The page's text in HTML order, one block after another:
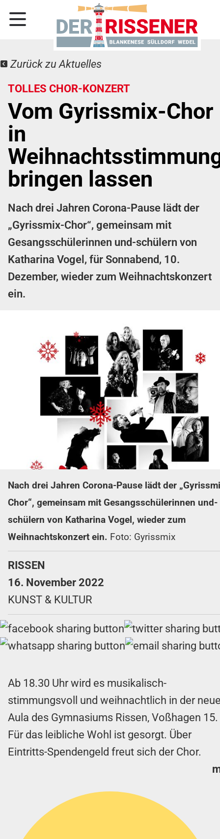
Zurück zu Aktuelles
TOLLES CHOR-KONZERT
Vom Gyrissmix-Chor
in
bringen lassen
Nach drei Jahren Corona-Pause lädt der
„Gyrissmix-Chor“, gemeinsam mit
Gesangsschülerinnen und-schülern von
Katharina Vogel, für Sonnabend, 10.
Dezember, wieder zum Weihnachtskonzert
ein.
Nach drei Jahren Corona-Pause lädt der
Chor“, gemeinsam mit Gesangsschülerinnen und-
schülern von Katharina Vogel, wieder zum
Weihnachtskonzert ein. Foto: Gyrissmix
RISSEN
16. November 2022
KUNST & KULTUR
Ab 18.30 Uhr wird es musikalisch-
stimmungsvoll und weihnachtlich in der
Aula des Gymnasiums Rissen, Voßhagen 15.
Für das leibliche Wohl ist gesorgt. Über
Eintritts-Spendengeld freut sich der Chor.